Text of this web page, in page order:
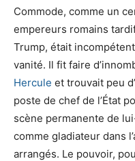
Commode, comme un
empereurs romains
Trump, était
vanité. Il fit faire
Hercule et trouvait peu
poste de chef de l’État
scène permanente de
comme gladiateur dans
arrangés. Le pouvoir,